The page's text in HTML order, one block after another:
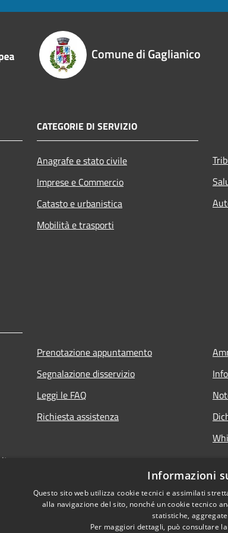
Comune di Gaglianico
CATEGORIE DI SERVIZIO
Anagrafe e stato civile
Imprese e Commercio
Catasto e urbanistica
Mobilità e trasporti
Prenotazione appuntamento
Segnalazione disservizio
Leggi le FAQ
Richiesta assistenza
Informazioni
Questo sito web utilizza cookie tecnici e assimilati
alla navigazione del sito, nonché un cookie tecnico
statistiche,
Per maggiori dettagli, può consultare